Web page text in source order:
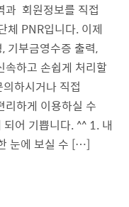
과 회원정보를 직접
체 PNR입니다. 이제
기부금영수증 출력,
속하고 손쉽게 처리할
하시거나 직접
리하게 이용하실 수
어 기쁩니다. ^^ 1. 내
눈에 보실 수 […]